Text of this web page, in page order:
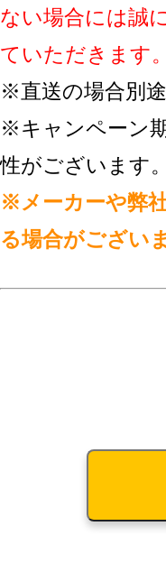
ない場合には誠
ていただきます。
※直送の場合別
※キャンペーン
性がございます。
※メーカーや弊
る場合がござい